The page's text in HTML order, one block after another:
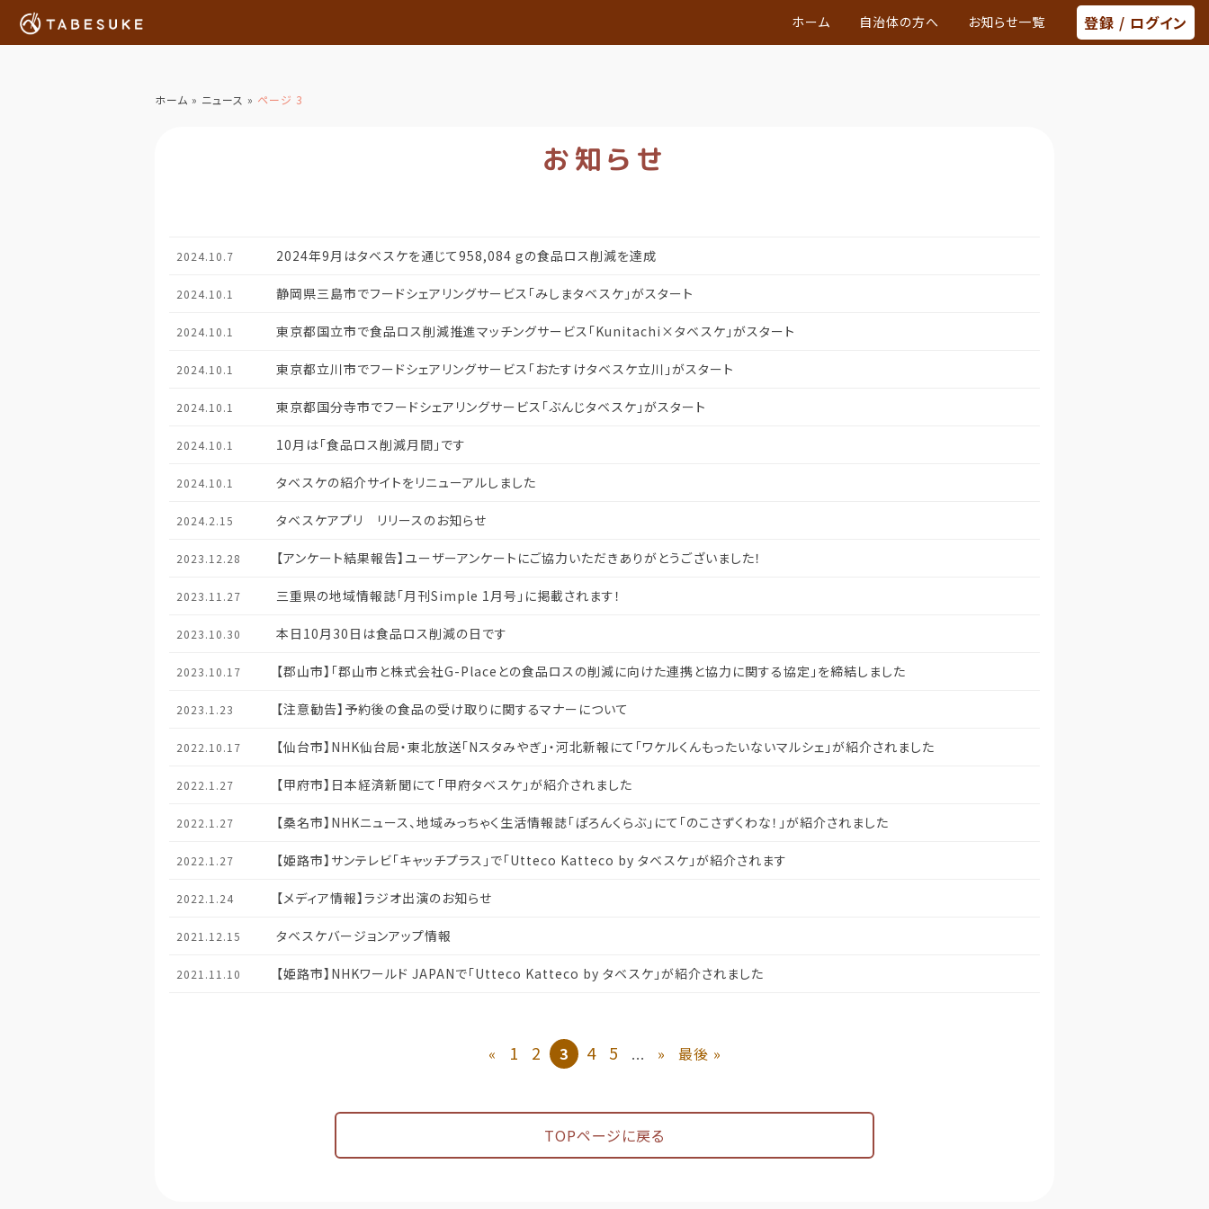
ホーム 自治体の方へ お知らせ一覧 登録 / ログイン
ホーム » ニュース » ページ 3
お知らせ
2024.10.7 2024年9月はタベスケを通じて958,084 gの食品ロス削減を達成
2024.10.1 静岡県三島市でフードシェアリングサービス「みしまタベスケ」がスタート
2024.10.1 東京都国立市で食品ロス削減推進マッチングサービス「Kunitachi×タベスケ」がスタート
2024.10.1 東京都立川市でフードシェアリングサービス「おたすけタベスケ立川」がスタート
2024.10.1 東京都国分寺市でフードシェアリングサービス「ぶんじタベスケ」がスタート
2024.10.1 10月は「食品ロス削減月間」です
2024.10.1 タベスケの紹介サイトをリニューアルしました
2024.2.15 タベスケアプリ リリースのお知らせ
2023.12.28 【アンケート結果報告】ユーザーアンケートにご協力いただきありがとうございました！
2023.11.27 三重県の地域情報誌「月刊Simple 1月号」に掲載されます！
2023.10.30 本日10月30日は食品ロス削減の日です
2023.10.17 【郡山市】「郡山市と株式会社G-Placeとの食品ロスの削減に向けた連携と協力に関する協定」を締結しました
2023.1.23 【注意勧告】予約後の食品の受け取りに関するマナーについて
2022.10.17 【仙台市】NHK仙台局・東北放送「Nスタみやぎ」・河北新報にて「ワケルくんもったいないマルシェ」が紹介されました
2022.1.27 【甲府市】日本経済新聞にて「甲府タベスケ」が紹介されました
2022.1.27 【桑名市】NHKニュース、地域みっちゃく生活情報誌「ぽろんくらぶ」にて「のこさずくわな！」が紹介されました
2022.1.27 【姫路市】サンテレビ「キャッチプラス」で「Utteco Katteco by タベスケ」が紹介されます
2022.1.24 【メディア情報】ラジオ出演のお知らせ
2021.12.15 タベスケバージョンアップ情報
2021.11.10 【姫路市】NHKワールド JAPANで「Utteco Katteco by タベスケ」が紹介されました
« 1 2 3 4 5 ... » 最後 »
TOPページに戻る